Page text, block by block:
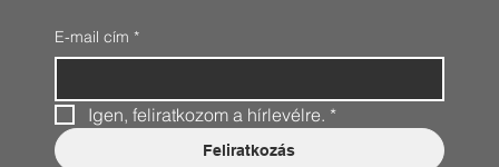
E-mail cím *
Igen, feliratkozom a hírlevélre. *
Feliratkozás